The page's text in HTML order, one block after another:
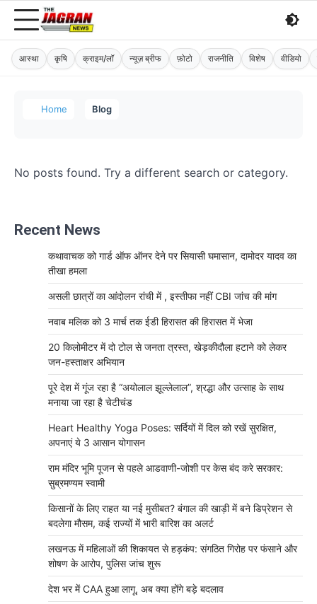
आस्था कृषि क्राइम/लॉ न्यूज़ ब्रीफ फ़ोटो राजनीति विशेष वीडियो
Home Blog
No posts found. Try a different search or category.
Recent News
कथावाचक को गार्ड ऑफ ऑनर देने पर सियासी घमासान, दामोदर यादव का
तीखा हमला
असली छात्रों का आंदोलन रांची में , इस्तीफा नहीं CBI जांच की मांग
नवाब मलिक को 3 मार्च तक ईडी हिरासत की हिरासत में भेजा
20 किलोमीटर में दो टोल से जनता त्रस्त, खेड़कीदौला हटाने को लेकर
जन-हस्ताक्षर अभियान
पूरे देश में गूंज रहा है “अयोलाल झूल्लेलाल”, श्रद्धा और उत्साह के साथ
मनाया जा रहा है चेटीचंड
Heart Healthy Yoga Poses: सर्दियों में दिल को रखें सुरक्षित,
अपनाएं ये 3 आसान योगासन
राम मंदिर भूमि पूजन से पहले आडवाणी-जोशी पर केस बंद करे सरकार:
सुब्रमण्यम स्वामी
किसानों के लिए राहत या नई मुसीबत? बंगाल की खाड़ी में बने डिप्रेशन से
बदलेगा मौसम, कई राज्यों में भारी बारिश का अलर्ट
लखनऊ में महिलाओं की शिकायत से हड़कंप: संगठित गिरोह पर फंसाने और
शोषण के आरोप, पुलिस जांच शुरू
देश भर में CAA हुआ लागू, अब क्या होंगे बड़े बदलाव